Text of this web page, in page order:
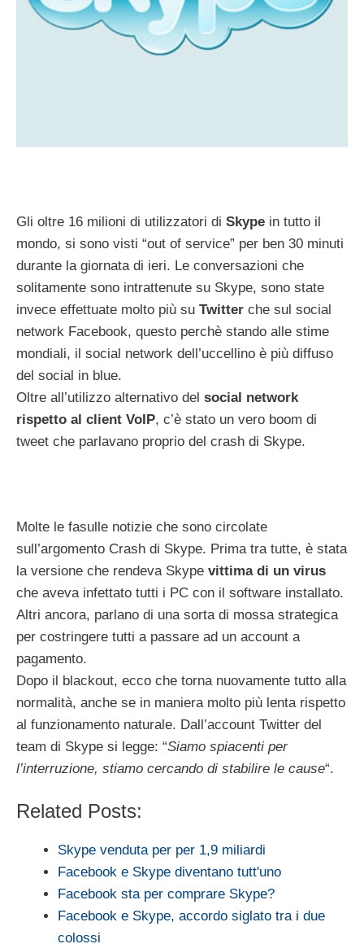
Gli oltre 16 milioni di utilizzatori di Skype in tutto il
mondo, si sono visti “out of service” per ben 30 minuti
durante la giornata di ieri. Le conversazioni che
solitamente sono intrattenute su Skype, sono state
invece effettuate molto più su Twitter che sul social
network Facebook, questo perchè stando alle stime
mondiali, il social network dell’uccellino è più diffuso
del social in blue.
Oltre all’utilizzo alternativo del social network
rispetto al client VoIP, c’è stato un vero boom di
tweet che parlavano proprio del crash di Skype.
Molte le fasulle notizie che sono circolate
sull’argomento Crash di Skype. Prima tra tutte, è stata
la versione che rendeva Skype vittima di un virus
che aveva infettato tutti i PC con il software installato.
Altri ancora, parlano di una sorta di mossa strategica
per costringere tutti a passare ad un account a
pagamento.
Dopo il blackout, ecco che torna nuovamente tutto alla
normalità, anche se in maniera molto più lenta rispetto
al funzionamento naturale. Dall’account Twitter del
team di Skype si legge: “Siamo spiacenti per
l’interruzione, stiamo cercando di stabilire le cause“.
Related Posts:
Skype venduta per per 1,9 miliardi
Facebook e Skype diventano tutt'uno
Facebook sta per comprare Skype?
Facebook e Skype, accordo siglato tra i due
colossi